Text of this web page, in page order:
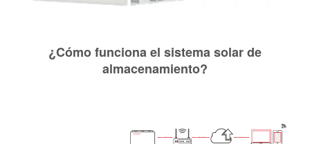
¿Cómo funciona el sistema solar de
almacenamiento?